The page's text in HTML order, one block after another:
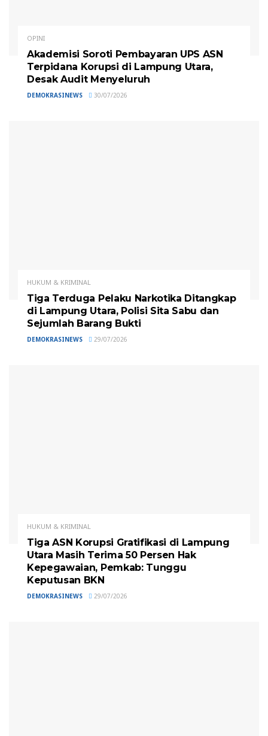
OPINI
Akademisi Soroti Pembayaran UPS ASN
Terpidana Korupsi di Lampung Utara,
Desak Audit Menyeluruh
DEMOKRASINEWS 30/07/2026
HUKUM & KRIMINAL
Tiga Terduga Pelaku Narkotika Ditangkap
di Lampung Utara, Polisi Sita Sabu dan
Sejumlah Barang Bukti
DEMOKRASINEWS 29/07/2026
HUKUM & KRIMINAL
Tiga ASN Korupsi Gratifikasi di Lampung
Utara Masih Terima 50 Persen Hak
Kepegawaian, Pemkab: Tunggu
Keputusan BKN
DEMOKRASINEWS 29/07/2026